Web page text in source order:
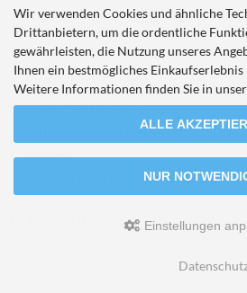
Informationen
Passformen/ Größen
Ergon Fahrradsattel
Terry Damen Fahrradsattel
Auf dem Fahrrad richtig angezogen
Wir verwenden Cookies und ähnliche
Drittanbietern, um die ordentliche
gewährleisten, die Nutzung unseres
Ihnen ein bestmögliches Einkaufserlebnis
Weitere Informationen finden Sie in
ALLE
NUR
Einstellungen